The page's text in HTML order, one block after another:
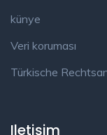
künye
Veri koruması
Türkische
Iletişim